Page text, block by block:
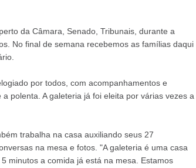
da Câmara, Senado, Tribunais, durante a
No final de semana recebemos as famílias daqui
por todos, com acompanhamentos e
polenta. A galeteria já foi eleita por várias vezes a
trabalha na casa auxiliando seus 27
na mesa e fotos. "A galeteria é uma casa
minutos a comida já está na mesa. Estamos